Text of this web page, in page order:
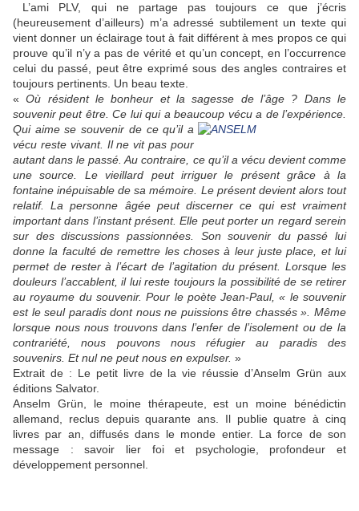
L’ami PLV, qui ne partage pas toujours ce que j’écris
(heureusement d’ailleurs) m’a adressé subtilement un texte qui
vient donner un éclairage tout à fait différent à mes propos ce qui
prouve qu’il n’y a pas de vérité et qu’un concept, en l’occurrence
celui du passé, peut être exprimé sous des angles contraires et
toujours pertinents. Un beau texte.
«Où résident le bonheur et la sagesse de l’âge ? Dans le
souvenir peut être. Ce lui qui a beaucoup vécu a del’expérience.
Qui aime se souvenir de ce qu’il a
vécu reste vivant. Il ne vit pas pour
autant dans le passé. Au contraire, ce qu’il a vécu devient comme
une source. Le vieillard peut irriguer le présent grâce à la
fontaine inépuisable de sa mémoire. Le présent devient alors tout
relatif. La personne âgée peut discerner ce qui est vraiment
important dans l’instant présent. Elle peut porter un regard serein
sur des discussions passionnées. Son souvenir du passé lui
donne la faculté de remettre les choses à leur juste place, et lui
permet de rester à l’écart de l’agitation du présent. Lorsque les
douleurs l’accablent, il lui reste toujours la possibilité de se retirer
au royaume du souvenir. Pour le poète Jean-Paul, « le souvenir
est le seul paradis dont nous ne puissions être chassés ». Même
lorsque nous nous trouvons dans l’enfer de l’isolement ou de la
contrariété, nous pouvons nous réfugier au paradis des
souvenirs. Et nul ne peut nous en expulser. »
Extrait de : Le petit livre de la vie réussie d’Anselm Grün aux
éditions Salvator.
Anselm Grün, le moine thérapeute, est un moine bénédictin
allemand, reclus depuis quarante ans. Il publie quatre à cinq
livres par an, diffusés dans le monde entier. La force de son
message : savoir lier foi et psychologie, profondeur et
développement personnel.